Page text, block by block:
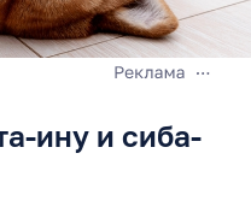
ину и сиба-